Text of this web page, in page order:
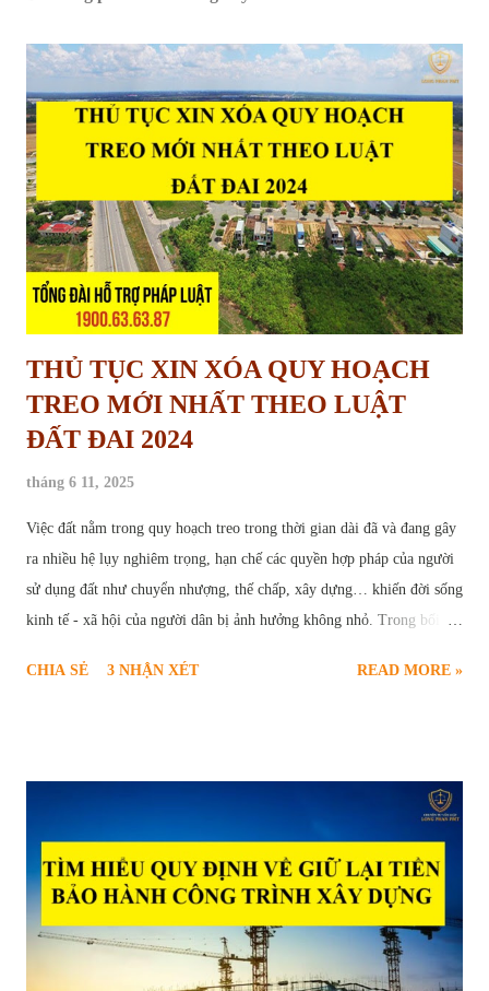
THỦ TỤC XIN XÓA QUY HOẠCH
TREO MỚI NHẤT THEO LUẬT
ĐẤT ĐAI 2024
tháng 6 11, 2025
Việc đất nằm trong quy hoạch treo trong thời gian dài đã và đang gây
ra nhiều hệ lụy nghiêm trọng, hạn chế các quyền hợp pháp của người
sử dụng đất như chuyển nhượng, thế chấp, xây dựng… khiến đời sống
kinh tế - xã hội của người dân bị ảnh hưởng không nhỏ. Trong bối
thiết và chính đáng của nhiều hộ gia đình, cá nhân. Để giúp người dân
mới nhất tại Luật Đất đai năm 2024. Thủ tục yêu cầu xóa quy hoạch
hoạch treo là hiện tượng một khu vực đất đã được xác định trong kế
hoạch sử dụng đất, dự kiến thực hiện dự án nhưng trong nhiều năm
không được triển khai trên thực tế, dẫn đến việc đất rơi vào tình trạng
“chờ đợi”, không được sử dụng đúng mục...
CHIA SẺ 3 NHẬN XÉT READ MORE »